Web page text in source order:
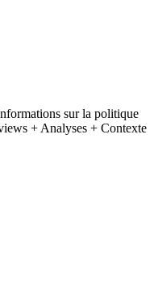
sur la politique
+ Analyses + Contexte